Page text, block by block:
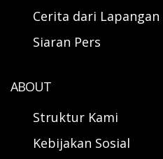
Cerita dari Lapangan
Siaran Pers
ABOUT
Struktur Kami
Kebijakan Sosial